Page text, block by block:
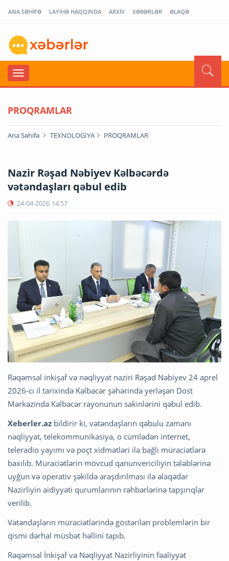
ANA SƏHİFƏ LAYİHƏ HAQQINDA ARXİV XƏBƏRLƏR ƏLAQƏ
PROQRAMLAR
Ana Səhifə TEXNOLOGİYA PROQRAMLAR
Nazir Rəşad Nəbiyev Kəlbəcərdə
vətəndaşları qəbul edib
24-04-2026 14:57
Rəqəmsal inkişaf və nəqliyyat naziri Rəşad Nəbiyev 24 aprel
2026-cı il tarixində Kəlbəcər şəhərində yerləşən Dost
Mərkəzində Kəlbəcər rayonunun sakinlərini qəbul edib.
Xeberler.az bildirir ki, vətəndaşların qəbulu zamanı
nəqliyyat, telekommunikasiya, o cümlədən internet,
teleradio yayımı və poçt xidmətləri ilə bağlı müraciətlərə
baxılıb. Müraciətlərin mövcud qanunvericiliyin tələblərinə
uyğun və operativ şəkildə araşdırılması ilə əlaqədar
Nazirliyin aidiyyəti qurumlarının rəhbərlərinə tapşırıqlar
verilib.
Vətəndaşların müraciətlərində göstərilən problemlərin bir
qismi dərhal müsbət həllini tapıb.
Rəqəmsal İnkişaf və Nəqliyyat Nazirliyinin fəaliyyət